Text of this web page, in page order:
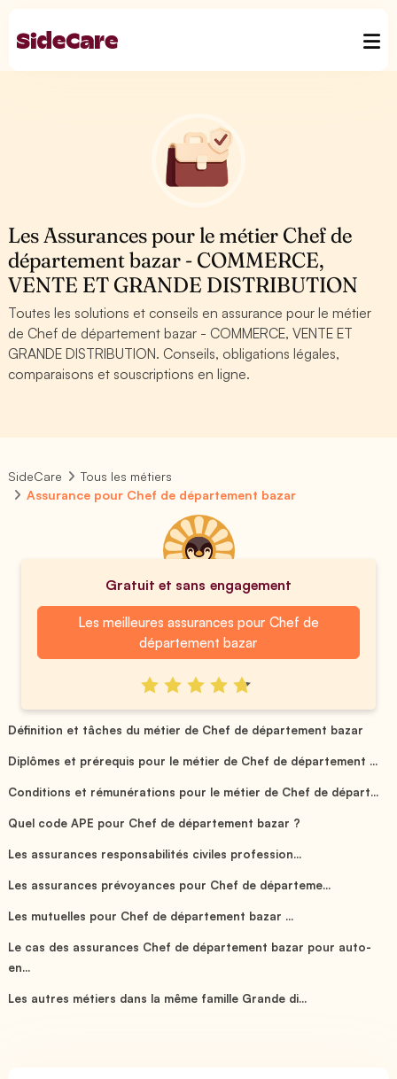
Les Assurances pour le métier Chef de
département bazar - COMMERCE,
VENTE ET GRANDE DISTRIBUTION
Toutes les solutions et conseils en assurance pour le métier
de Chef de département bazar - COMMERCE, VENTE ET
GRANDE DISTRIBUTION. Conseils, obligations légales,
comparaisons et souscriptions en ligne.
SideCare
Tous les métiers
Assurance pour Chef de département bazar
Gratuit et sans engagement
Les meilleures assurances pour Chef de
département bazar
Définition et tâches du métier de Chef de département bazar
Diplômes et prérequis pour le métier de Chef de département ...
Conditions et rémunérations pour le métier de Chef de départ...
Quel code APE pour Chef de département bazar ?
Les assurances responsabilités civiles profession...
Les assurances prévoyances pour Chef de départeme...
Les mutuelles pour Chef de département bazar ...
Le cas des assurances Chef de département bazar pour auto-
en...
Les autres métiers dans la même famille Grande di...